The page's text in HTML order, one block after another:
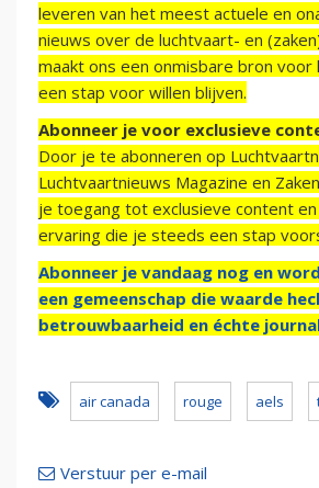
leveren van het meest actuele en
nieuws over de luchtvaart- en
maakt ons een onmisbare bron
een stap voor willen blijven.
Abonneer je voor exclusieve
Door je te abonneren op
Luchtvaartnieuws Magazine en
je toegang tot exclusieve content
ervaring die je steeds een stap
Abonneer je vandaag nog en
een gemeenschap die waarde
betrouwbaarheid en échte
air canada rouge aels
Verstuur per e-mail